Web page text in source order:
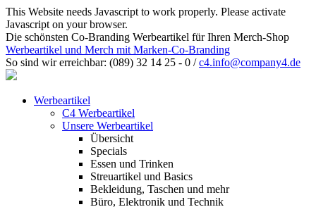
This Website needs Javascript to work properly. Please activate
Javascript on your browser.
Die schönsten Co-Branding Werbeartikel für Ihren Merch-Shop
Werbeartikel und Merch mit Marken-Co-Branding
So sind wir erreichbar: (089) 32 14 25 - 0 /c4.info@company4.de
Werbeartikel
C4 Werbeartikel
Unsere Werbeartikel
Übersicht
Specials
Essen und Trinken
Streuartikel und Basics
Bekleidung, Taschen und mehr
Büro, Elektronik und Technik